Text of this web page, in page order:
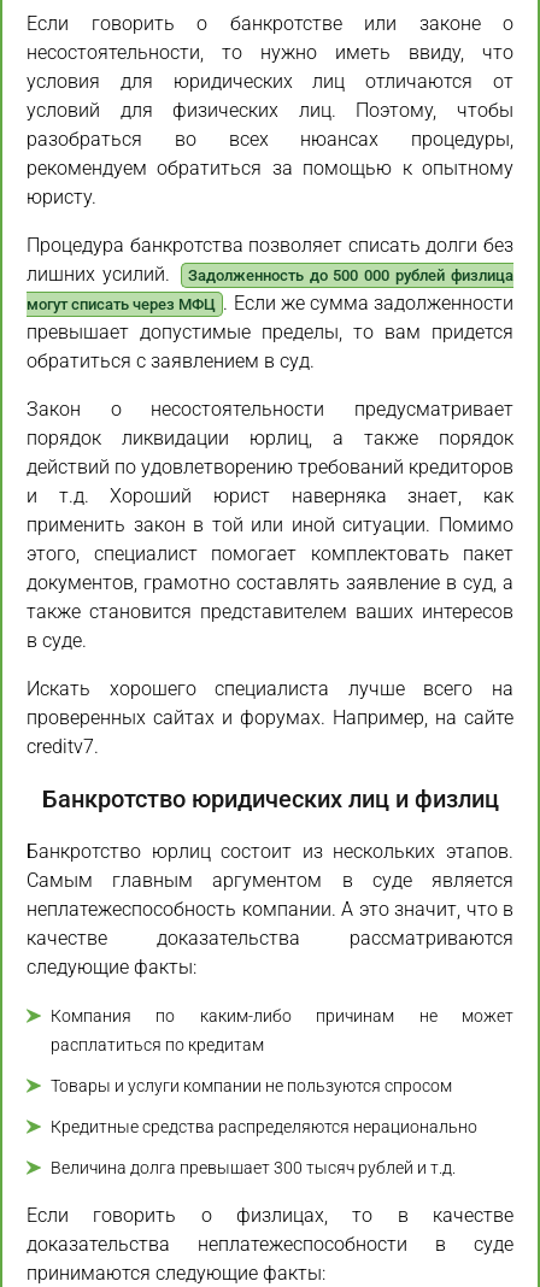
Если говорить о банкротстве или законе о
несостоятельности, то нужно иметь ввиду, что
условия для юридических лиц отличаются от
условий для физических лиц. Поэтому, чтобы
разобраться во всех нюансах процедуры,
рекомендуем обратиться за помощью к опытному
юристу.
Процедура банкротства позволяет списать долги без
лишних усилий.
Задолженность до 500 000 рублей физлица
могут списать через МФЦ . Если же сумма задолженности
превышает допустимые пределы, то вам придется
обратиться с заявлением в суд.
Закон о несостоятельности предусматривает
порядок ликвидации юрлиц, а также порядок
действий по удовлетворению требований кредиторов
и т.д. Хороший юрист наверняка знает, как
применить закон в той или иной ситуации. Помимо
этого, специалист помогает комплектовать пакет
документов, грамотно составлять заявление в суд, а
также становится представителем ваших интересов
в суде.
Искать хорошего специалиста лучше всего на
проверенных сайтах и форумах. Например, на сайте
creditv7.
Банкротство юридических лиц и физлиц
Банкротство юрлиц состоит из нескольких этапов.
Самым главным аргументом в суде является
неплатежеспособность компании. А это значит, что в
качестве доказательства рассматриваются
следующие факты:
Компания по каким-либо причинам не может
расплатиться по кредитам
Товары и услуги компании не пользуются спросом
Кредитные средства распределяются нерационально
Величина долга превышает 300 тысяч рублей и т.д.
Если говорить о физлицах, то в качестве
доказательства неплатежеспособности в суде
принимаются следующие факты: